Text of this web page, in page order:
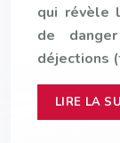
qui révèle
de
déjections
LIRE LA